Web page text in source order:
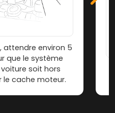
attendre environ 5
que le système
soit hors
le cache moteur.